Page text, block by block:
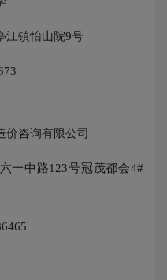
江镇怡山院9号
价咨询有限公司
一中路123号冠茂都会4#